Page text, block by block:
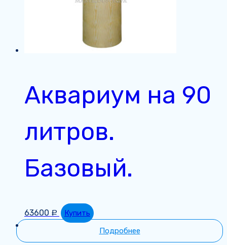
Аквариум на 90
литров.
Базовый.
63600 Р
Купить
Подробнее